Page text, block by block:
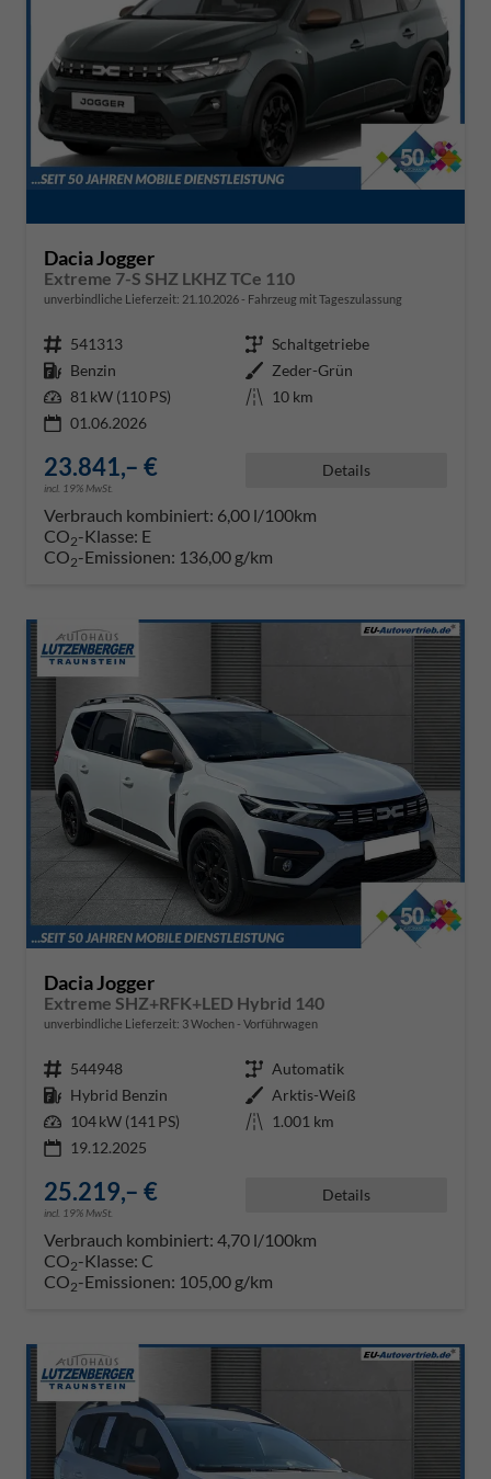
Dacia Jogger
Extreme 7-S SHZ LKHZ TCe 110
unverbindliche Lieferzeit: 21.10.2026 Fahrzeug mit Tageszulassung
Fahrzeugnr. 541313 Getriebe Schaltgetriebe
Kraftstoff Benzin Außenfarbe Zeder-Grün
Leistung 81 kW (110 PS) Kilometerstand 10 km
01.06.2026
23.841,– €
incl. 19% MwSt.
Details
Verbrauch kombiniert: 6,00 l/100km
CO2-Klasse: E
CO2-Emissionen: 136,00 g/km
Dacia Jogger
Extreme SHZ+RFK+LED Hybrid 140
unverbindliche Lieferzeit: 3 Wochen Vorführwagen
Fahrzeugnr. 544948 Getriebe Automatik
Kraftstoff Hybrid Benzin Außenfarbe Arktis-Weiß
Leistung 104 kW (141 PS) Kilometerstand 1.001 km
19.12.2025
25.219,– €
incl. 19% MwSt.
Details
Verbrauch kombiniert: 4,70 l/100km
CO2-Klasse: C
CO2-Emissionen: 105,00 g/km